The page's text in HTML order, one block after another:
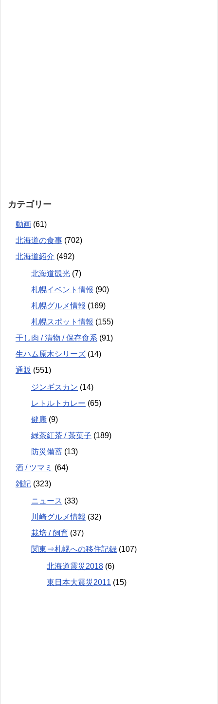
カテゴリー
動画 (61)
北海道の食事 (702)
北海道紹介 (492)
北海道観光 (7)
札幌イベント情報 (90)
札幌グルメ情報 (169)
札幌スポット情報 (155)
干し肉 / 漬物 / 保存食系 (91)
生ハム原木シリーズ (14)
通販 (551)
ジンギスカン (14)
レトルトカレー (65)
健康 (9)
緑茶紅茶 / 茶菓子 (189)
防災備蓄 (13)
酒 / ツマミ (64)
雑記 (323)
ニュース (33)
川崎グルメ情報 (32)
栽培 / 飼育 (37)
関東⇒札幌への移住記録 (107)
北海道震災2018 (6)
東日本大震災2011 (15)